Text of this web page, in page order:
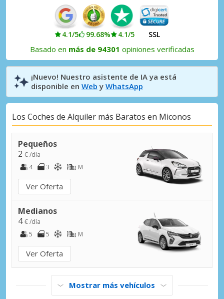
4.1/5 99.68% 4.1/5 SSL
Basado en más de 94301 opiniones verificadas
¡Nuevo! Nuestro asistente de IA ya está
disponible en Web y WhatsApp
Los Coches de Alquiler más Baratos en Miconos
Pequeños
2 € /día
4
3 M
Ver Oferta
Medianos
4€ /día
5
5 M
Ver Oferta
Mostrar más vehículos